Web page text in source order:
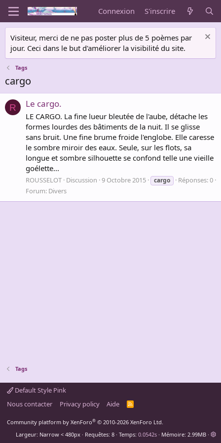
Connexion S'inscrire
Visiteur, merci de ne pas poster plus de 5 poèmes par
jour. Ceci dans le but d'améliorer la visibilité du site.
Tags
cargo
R Le cargo.
LE CARGO. La fine lueur bleutée de l'aube, détache les
formes lourdes des bâtiments de la nuit. Il se glisse
sans bruit. Une fine brume froide l'englobe. Elle caresse
le sombre miroir des eaux. Seule, sur les flots, sa
longue et sombre silhouette se confond telle une vieille
goélette...
ROUSSELOT Discussion 9 Octobre 2015 cargo
Réponses: 0
Forum: Divers
Tags
Default Style Pink
Nous contacter
Privacy policy Aide
R
Community platform by XenForo® © 2010-2026 XenForo Ltd.
Largeur
Requêtes 8 Temps 0.0542s Mémoire 2.99MB